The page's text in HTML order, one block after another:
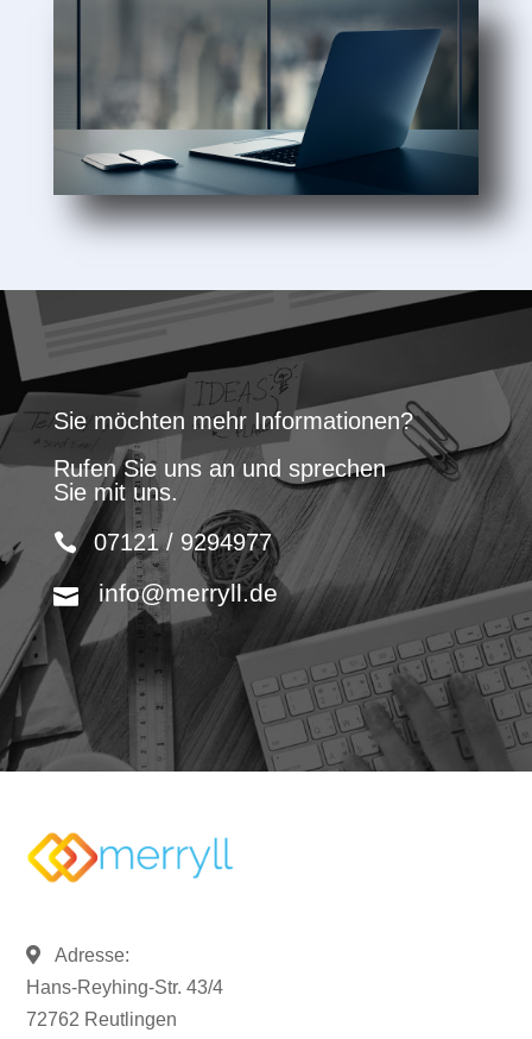
Sie möchten mehr Informationen?
Rufen Sie uns an und sprechen
Sie mit uns.
07121 / 9294977
info@merryll.de
Adresse:
Hans-Reyhing-Str. 43/4
72762 Reutlingen